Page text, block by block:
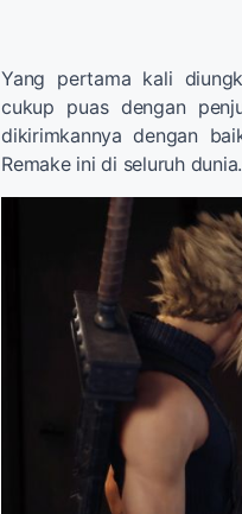
Yang pertama kali
cukup puas dengan
dikirimkannya dengan
Remake ini di seluruh dunia.